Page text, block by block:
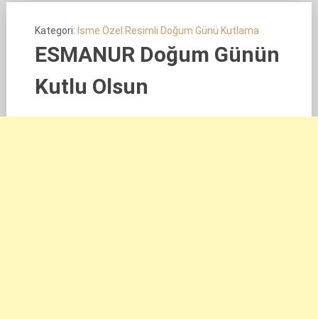
Kategori: İsme Özel Resimli Doğum Günü Kutlama
ESMANUR Doğum Günün
Kutlu Olsun